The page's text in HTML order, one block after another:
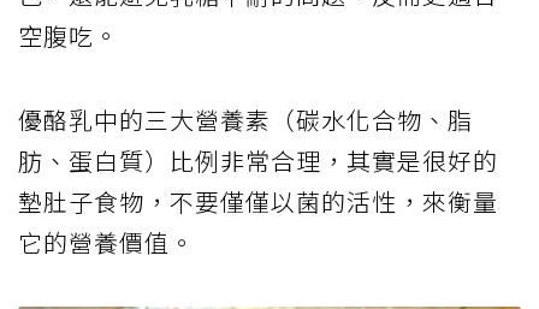
空腹吃。
優酪乳中的三大營養素（碳水化合物、脂
肪、蛋白質）比例非常合理，其實是很好的
墊肚子食物，不要僅僅以菌的活性，來衡量
它的營養價值。